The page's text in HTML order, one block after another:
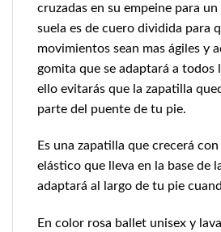
cruzadas en su empeine para
suela es de cuero dividida para
movimientos sean mas ágiles y
gomita que se adaptará a todos
ello evitarás que la zapatilla
parte del puente de tu pie.
Es una zapatilla que crecerá
elástico que lleva en la base de
adaptará al largo de tu pie
En color rosa ballet unisex y